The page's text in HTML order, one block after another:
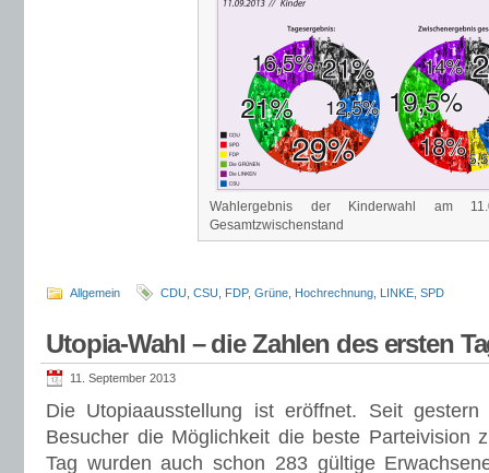
Wahlergebnis der Kinderwahl am
Gesamtzwischenstand
Allgemein CDU CSU FDP, Grüne Hochrechnung LINKE SPD
Utopia-Wahl – die Zahlen des ersten
11. September 2013
Die Utopiaausstellung ist eröffnet. Seit
Besucher die Möglichkeit die beste Parteivision
Tag wurden auch schon 283 gültige